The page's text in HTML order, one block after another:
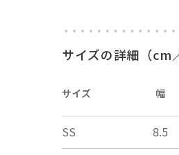
サイズの詳細（cm
サイズ 幅
SS 8.5